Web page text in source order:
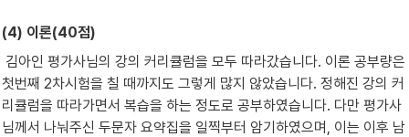
(4) 이론(40점)
첫번째 2차시험을 칠 때까지도 그렇게 많지 않았습니다. 정해진 강의 커
리큘럼을 따라가면서 복습을 하는 정도로 공부하였습니다. 다만 평가사
님께서 나눠주신 두문자 요약집을 일찍부터 암기하였으며, 이는 이후 남